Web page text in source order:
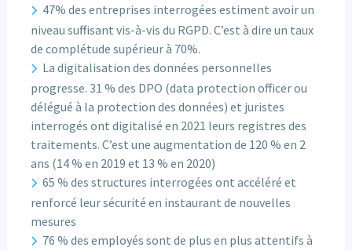
47% des entreprises interrogées estiment avoir un
niveau suffisant vis-à-vis du RGPD. C’est à dire un taux
de complétude supérieur à 70%.
La digitalisation des données personnelles
progresse. 31 % des DPO (data protection officer ou
délégué à la protection des données) et juristes
interrogés ont digitalisé en 2021 leurs registres des
traitements. C’est une augmentation de 120 % en 2
ans (14 % en 2019 et 13 % en 2020)
65 % des structures interrogées ont accéléré et
renforcé leur sécurité en instaurant de nouvelles
mesures
76 % des employés sont de plus en plus attentifs à